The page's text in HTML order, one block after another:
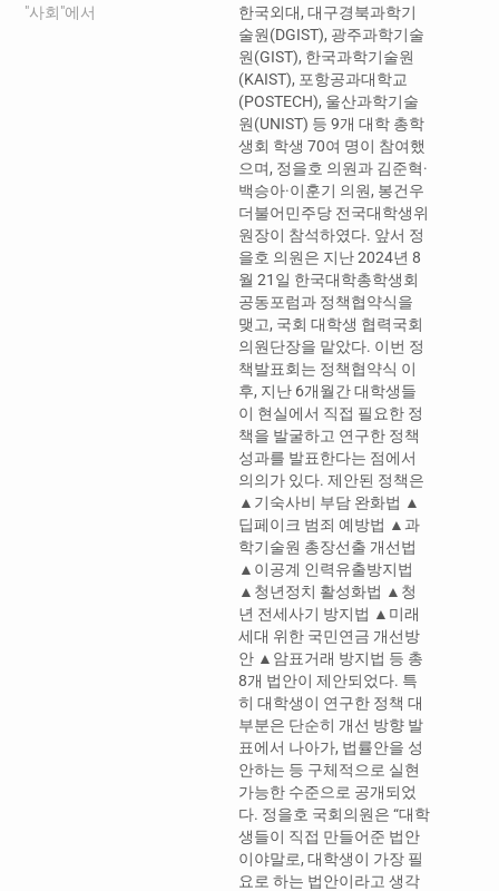
지난 21 일 ( 금 ) 서울시 서
"사회"에서
한국외대, 대구경북과학기
술원(DGIST), 광주과학기술
원(GIST), 한국과학기술원
(KAIST), 포항공과대학교
(POSTECH), 울산과학기술
원(UNIST) 등 9개 대학 총학
생회 학생 70여 명이 참여했
으며, 정을호 의원과 김준혁·
백승아·이훈기 의원, 봉건우
더불어민주당 전국대학생위
원장이 참석하였다. 앞서 정
을호 의원은 지난 2024년 8
월 21일 한국대학총학생회
공동포럼과 정책협약식을
맺고, 국회 대학생 협력국회
의원단장을 맡았다. 이번 정
책발표회는 정책협약식 이
후, 지난 6개월간 대학생들
이 현실에서 직접 필요한 정
책을 발굴하고 연구한 정책
성과를 발표한다는 점에서
의의가 있다. 제안된 정책은
▲기숙사비 부담 완화법 ▲
딥페이크 범죄 예방법 ▲과
학기술원 총장선출 개선법
▲이공계 인력유출방지법
▲청년정치 활성화법 ▲청
년 전세사기 방지법 ▲미래
세대 위한 국민연금 개선방
안 ▲암표거래 방지법 등 총
8개 법안이 제안되었다. 특
히 대학생이 연구한 정책 대
부분은 단순히 개선 방향 발
표에서 나아가, 법률안을 성
안하는 등 구체적으로 실현
가능한 수준으로 공개되었
다. 정을호 국회의원은 “대학
생들이 직접 만들어준 법안
이야말로, 대학생이 가장 필
요로 하는 법안이라고 생각